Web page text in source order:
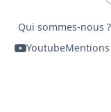
Qui sommes-nous ?
YoutubeMentions